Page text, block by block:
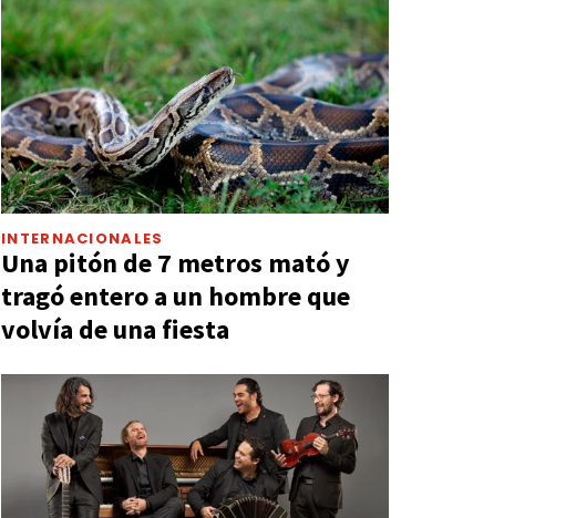
INTERNACIONALES
Una pitón de 7 metros mató y
tragó entero a un hombre que
volvía de una fiesta